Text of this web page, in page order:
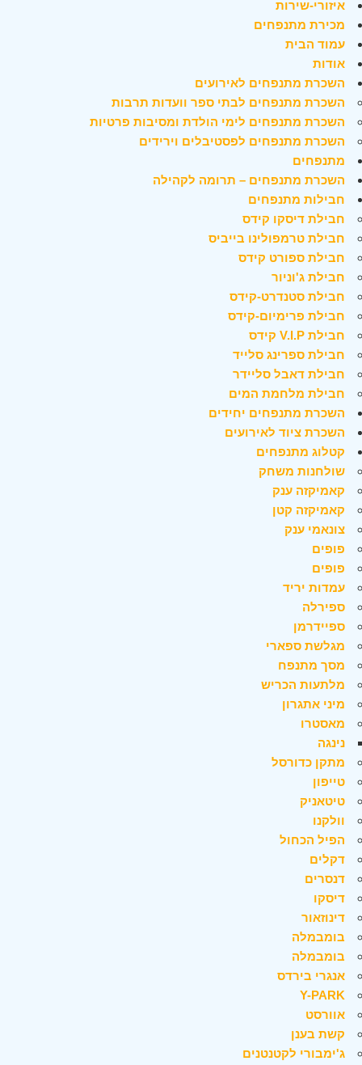
איזורי-שירות
מכירת מתנפחים
עמוד הבית
אודות
השכרת מתנפחים לאירועים
השכרת מתנפחים לבתי ספר וועדות תרבות
השכרת מתנפחים לימי הולדת ומסיבות פרטיות
השכרת מתנפחים לפסטיבלים וירידים
מתנפחים
השכרת מתנפחים – תרומה לקהילה
חבילות מתנפחים
חבילת דיסקו קידס
חבילת טרמפולינו בייביס
חבילת ספורט קידס
חבילת ג'וניור
חבילת סטנדרט-קידס
חבילת פרימיום-קידס
חבילת V.I.P קידס
חבילת ספרינג סלייד
חבילת דאבל סליידר
חבילת מלחמת המים
השכרת מתנפחים יחידים
השכרת ציוד לאירועים
קטלוג מתנפחים
שולחנות משחק
קאמיקזה ענק
קאמיקזה קטן
צונאמי ענק
פופים
פופים
עמדות יריד
ספירלה
ספיידרמן
מגלשת ספארי
מסך מתנפח
מלתעות הכריש
מיני אתגרון
מאסטרו
נינגה
מתקן כדורסל
טייפון
טיטאניק
וולקנו
הפיל הכחול
דקלים
דנסרים
דיסקו
דינוזאור
בומבמלה
בומבמלה
אנגרי בירדס
Y-PARK
אוורסט
קשת בענן
ג'ימבורי לקטנטנים